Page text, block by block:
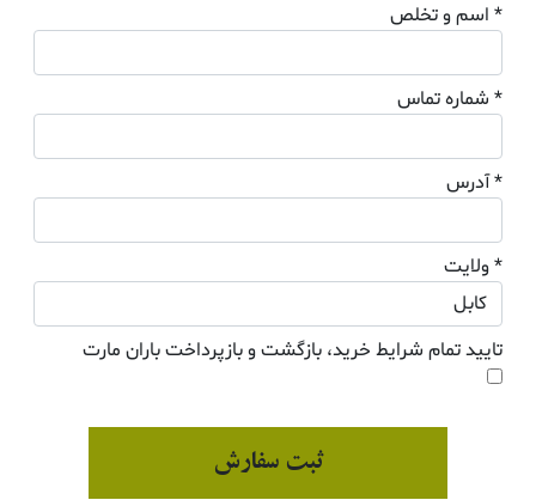
* اسم و تخلص
* شماره تماس
* آدرس
* ولایت
تایید تمام شرایط خرید، بازگشت و بازپرداخت باران مارت
ثبت سفارش